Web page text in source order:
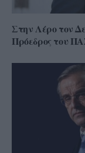
Στην Λέρο τον
Πρόεδρος του